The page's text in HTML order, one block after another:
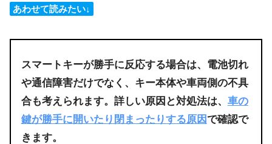
あわせて読みたい↓
スマートキーが勝手に反応する場合は、電池切れ
や通信障害だけでなく、キー本体や車両側の不具
合も考えられます。詳しい原因と対処法は、 車の
鍵が勝手に開いたり閉まったりする原因で確認で
きます。